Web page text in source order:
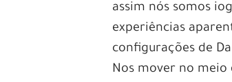
assim nós somos
experiências
configurações de
Nos mover no